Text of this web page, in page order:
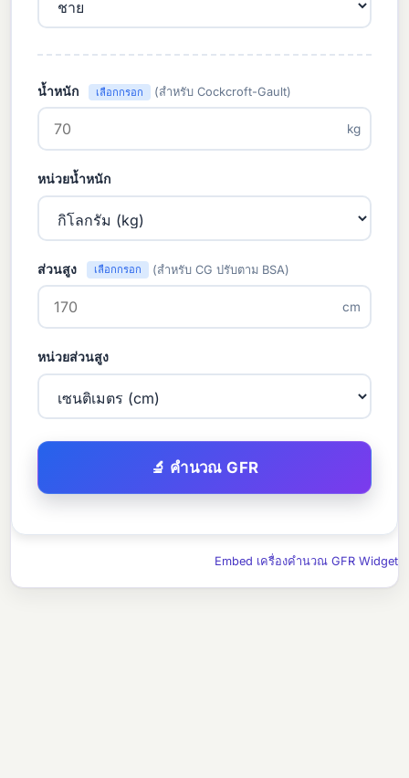
น้ำหนัก เลือกกรอก (สำหรับ Cockcroft-Gault)
kg
หน่วยน้ำหนัก
ส่วนสูง เลือกกรอก (สำหรับ CG ปรับตาม BSA)
cm
หน่วยส่วนสูง
🔬 คำนวณ GFR
Embed เครื่องคำนวณ GFR Widget